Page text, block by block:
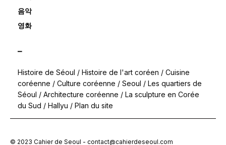
음악
영화
–
Histoire de Séoul / Histoire de l'art coréen / Cuisine
coréenne / Culture coréenne / Seoul / Les quartiers de
Séoul / Architecture coréenne / La sculpture en Corée
du Sud / Hallyu / Plan du site
© 2023 Cahier de Seoul - contact@cahierdeseoul.com